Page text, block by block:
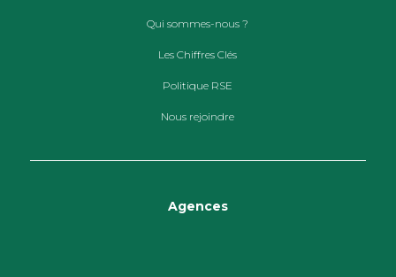
Qui sommes-nous ?
Les Chiffres Clés
Politique RSE
Nous rejoindre
Agences